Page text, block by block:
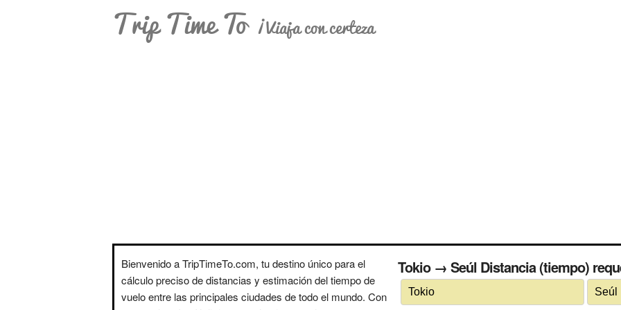
Trip Time To ¡Viaja con certeza
Bienvenido a TripTimeTo.com, tu destino único para el
cálculo preciso de distancias y estimación del tiempo de
vuelo entre las principales ciudades de todo el mundo. Con
Tokio → Seúl Distancia (tiempo)